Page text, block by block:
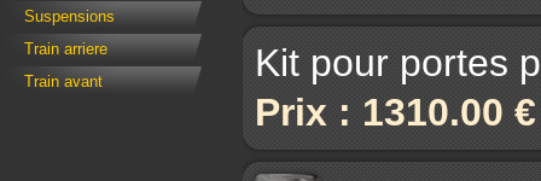
Suspensions
Train arriere
Train avant
Kit pour portes
Prix : 1310.00